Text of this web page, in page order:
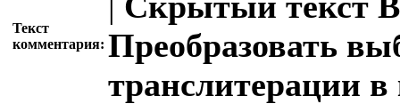
Текст
комментария: Преобразовать
транслитерации